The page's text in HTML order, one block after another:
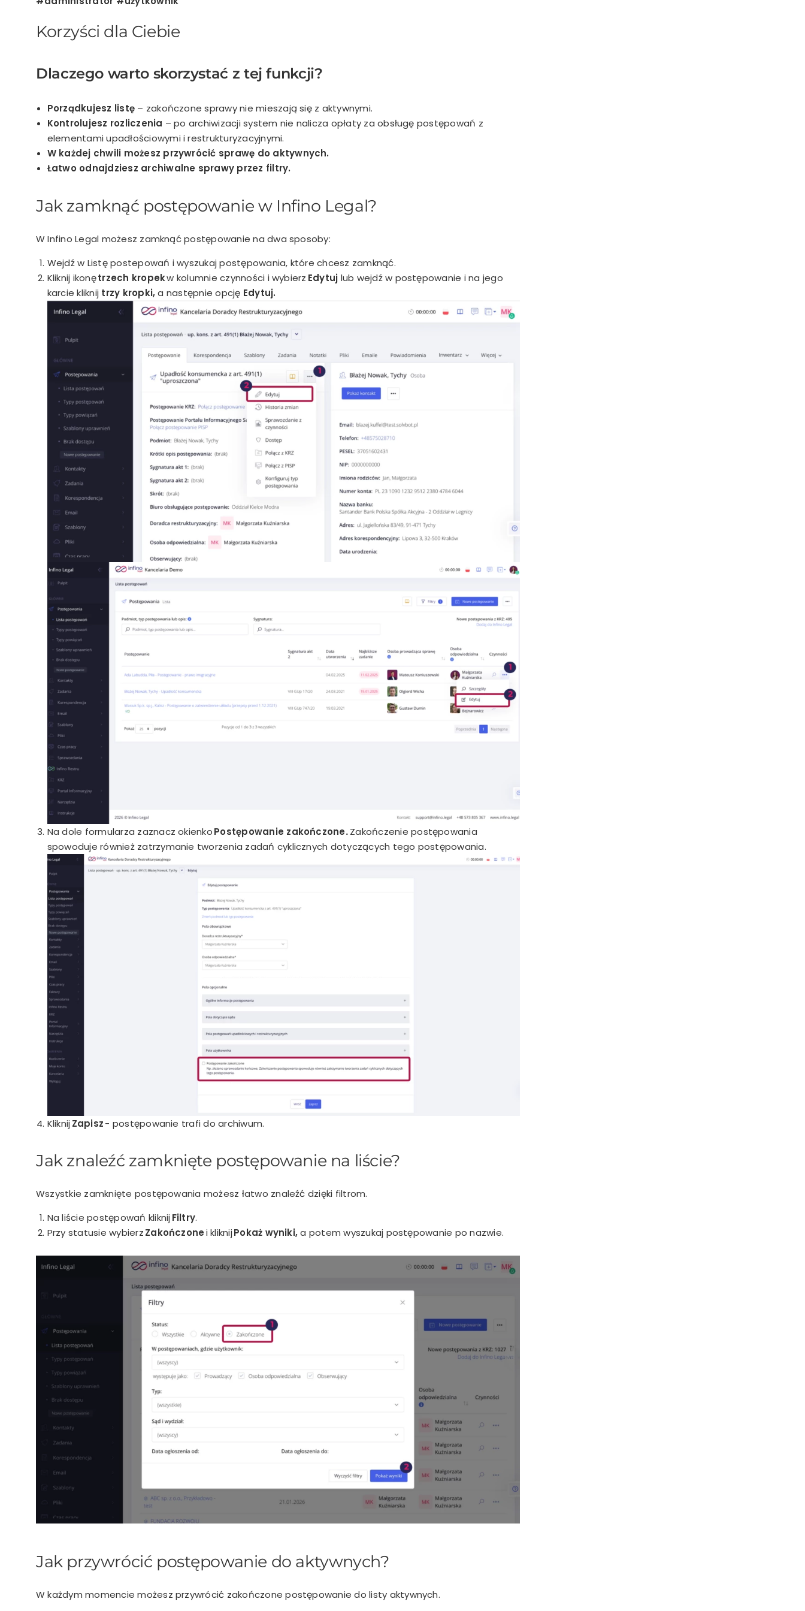
Korzyści dla Ciebie
Dlaczego warto skorzystać z tej funkcji?
Porządkujesz listę – zakończone sprawy nie mieszają się z aktywnymi.
Kontrolujesz rozliczenia – po archiwizacji system nie nalicza opłaty za obsługę postępowań z
elementami upadłościowymi i restrukturyzacyjnymi.
W każdej chwili możesz przywrócić sprawę do aktywnych.
Łatwo odnajdziesz archiwalne sprawy przez filtry.
Jak zamknąć postępowanie w Infino Legal?
W Infino Legal możesz zamknąć postępowanie na dwa sposoby:
Wejdź w Listę postepowań i wyszukaj postępowania, które chcesz zamknąć.
Kliknij ikonętrzech kropekw kolumnie czynności i wybierz Edytuj lub wejdź w postępowanie i na jego
karcie kliknij trzy kropki,a następnie opcję Edytuj.
Na dole formularza zaznacz okienkoPostępowanie zakończone.Zakończenie postępowania
spowoduje również zatrzymanie tworzenia zadań cyklicznych dotyczących tego postępowania.
Kliknij Zapisz- postępowanie trafi do archiwum.
Jak znaleźć zamknięte postępowanie na liście?
Wszystkie zamknięte postępowania możesz łatwo znaleźć dzięki filtrom.
Na liście postępowań kliknij Filtry.
Przy statusie wybierzZakończonei kliknijPokaż wyniki,a potem wyszukaj postępowanie po nazwie.
Jak przywrócić postępowanie do aktywnych?
W każdym momencie możesz przywrócić zakończone postępowanie do listy aktywnych.